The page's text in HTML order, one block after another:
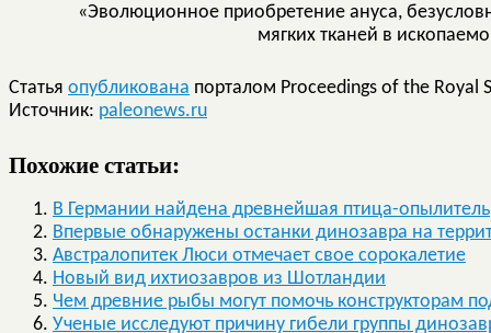
«Эволюционное приобретение ануса,
мягких тканей в
Статья опубликована порталом Proceedings of the Royal
Источник: paleonews.ru
Похожие статьи:
В Германии найдена древнейшая птица-опылитель
Впервые обнаружены останки динозавра на
Австралопитек Люси отмечает свое сорокалетие
Новый вид ихтиозавров из Шотландии
Чем древние рыбы могут помочь конструкторам
Ученые исследуют причину гибели группы